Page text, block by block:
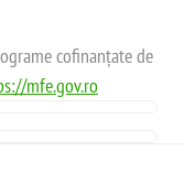
cofinanțate de
mfe.gov.ro